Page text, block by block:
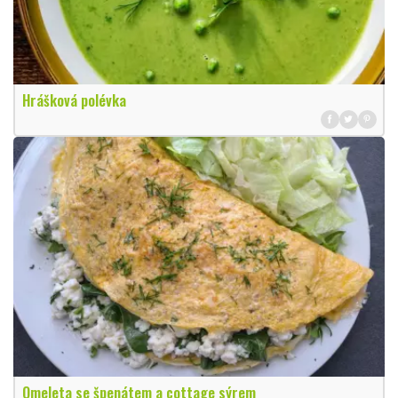
Hrášková polévka
Omeleta se špenátem a cottage sýrem